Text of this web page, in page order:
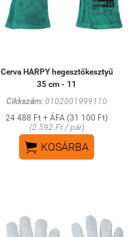
Cerva HARPY hegesztőkesztyű
35 cm - 11
Cikkszám: 0102001999110
24 488 Ft + ÁFA (31 100 Ft)
(2 592 Ft / pár)
 KOSÁRBA